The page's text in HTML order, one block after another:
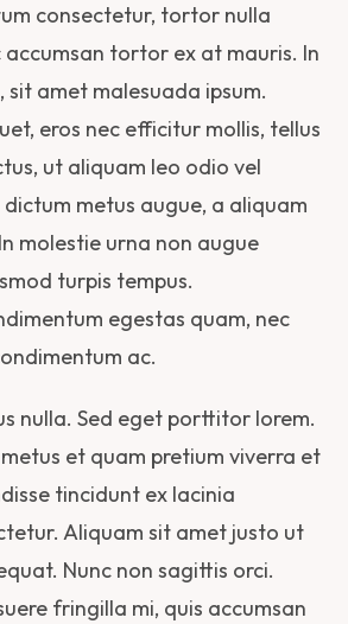
consectetur, tortor nulla
tortor ex at mauris. In
sit amet malesuada ipsum.
eros nec efficitur mollis, tellus
ut aliquam leo odio vel
metus augue, a aliquam
molestie urna non augue
turpis tempus.
egestas quam, nec
ac.
nulla. Sed eget porttitor lorem.
et quam pretium viverra et
tincidunt ex lacinia
Aliquam sit amet justo ut
Nunc non sagittis orci.
fringilla mi, quis accumsan